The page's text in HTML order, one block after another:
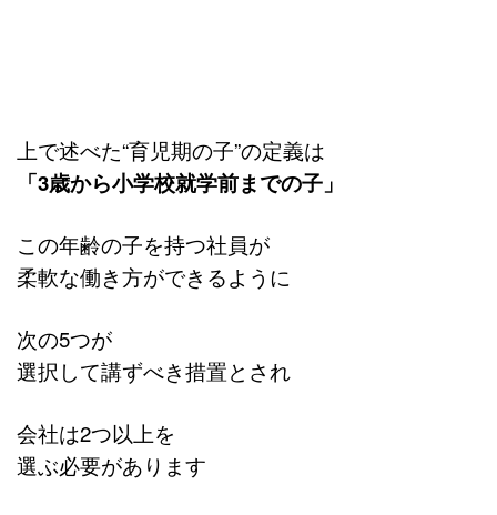
上で述べた“育児期の子”の定義は
「3歳から小学校就学前までの子」
この年齢の子を持つ社員が
柔軟な働き方ができるように
次の5つが
選択して講ずべき措置とされ
会社は2つ以上を
選ぶ必要があります